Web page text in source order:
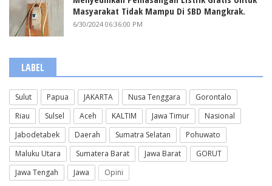
Masyarakat Tidak Mampu Di SBD Mangkrak.
6/30/2024 06:36:00 PM
LABEL
Sulut Papua JAKARTA Nusa Tenggara
Gorontalo
Riau
Sulsel Aceh KALTIM Jawa Timur
Nasional
Jabodetabek
Daerah Sumatra Selatan
Pohuwato
Maluku Utara
Sumatera Barat Jawa Barat
GORUT
Jawa Tengah
Jawa Opini